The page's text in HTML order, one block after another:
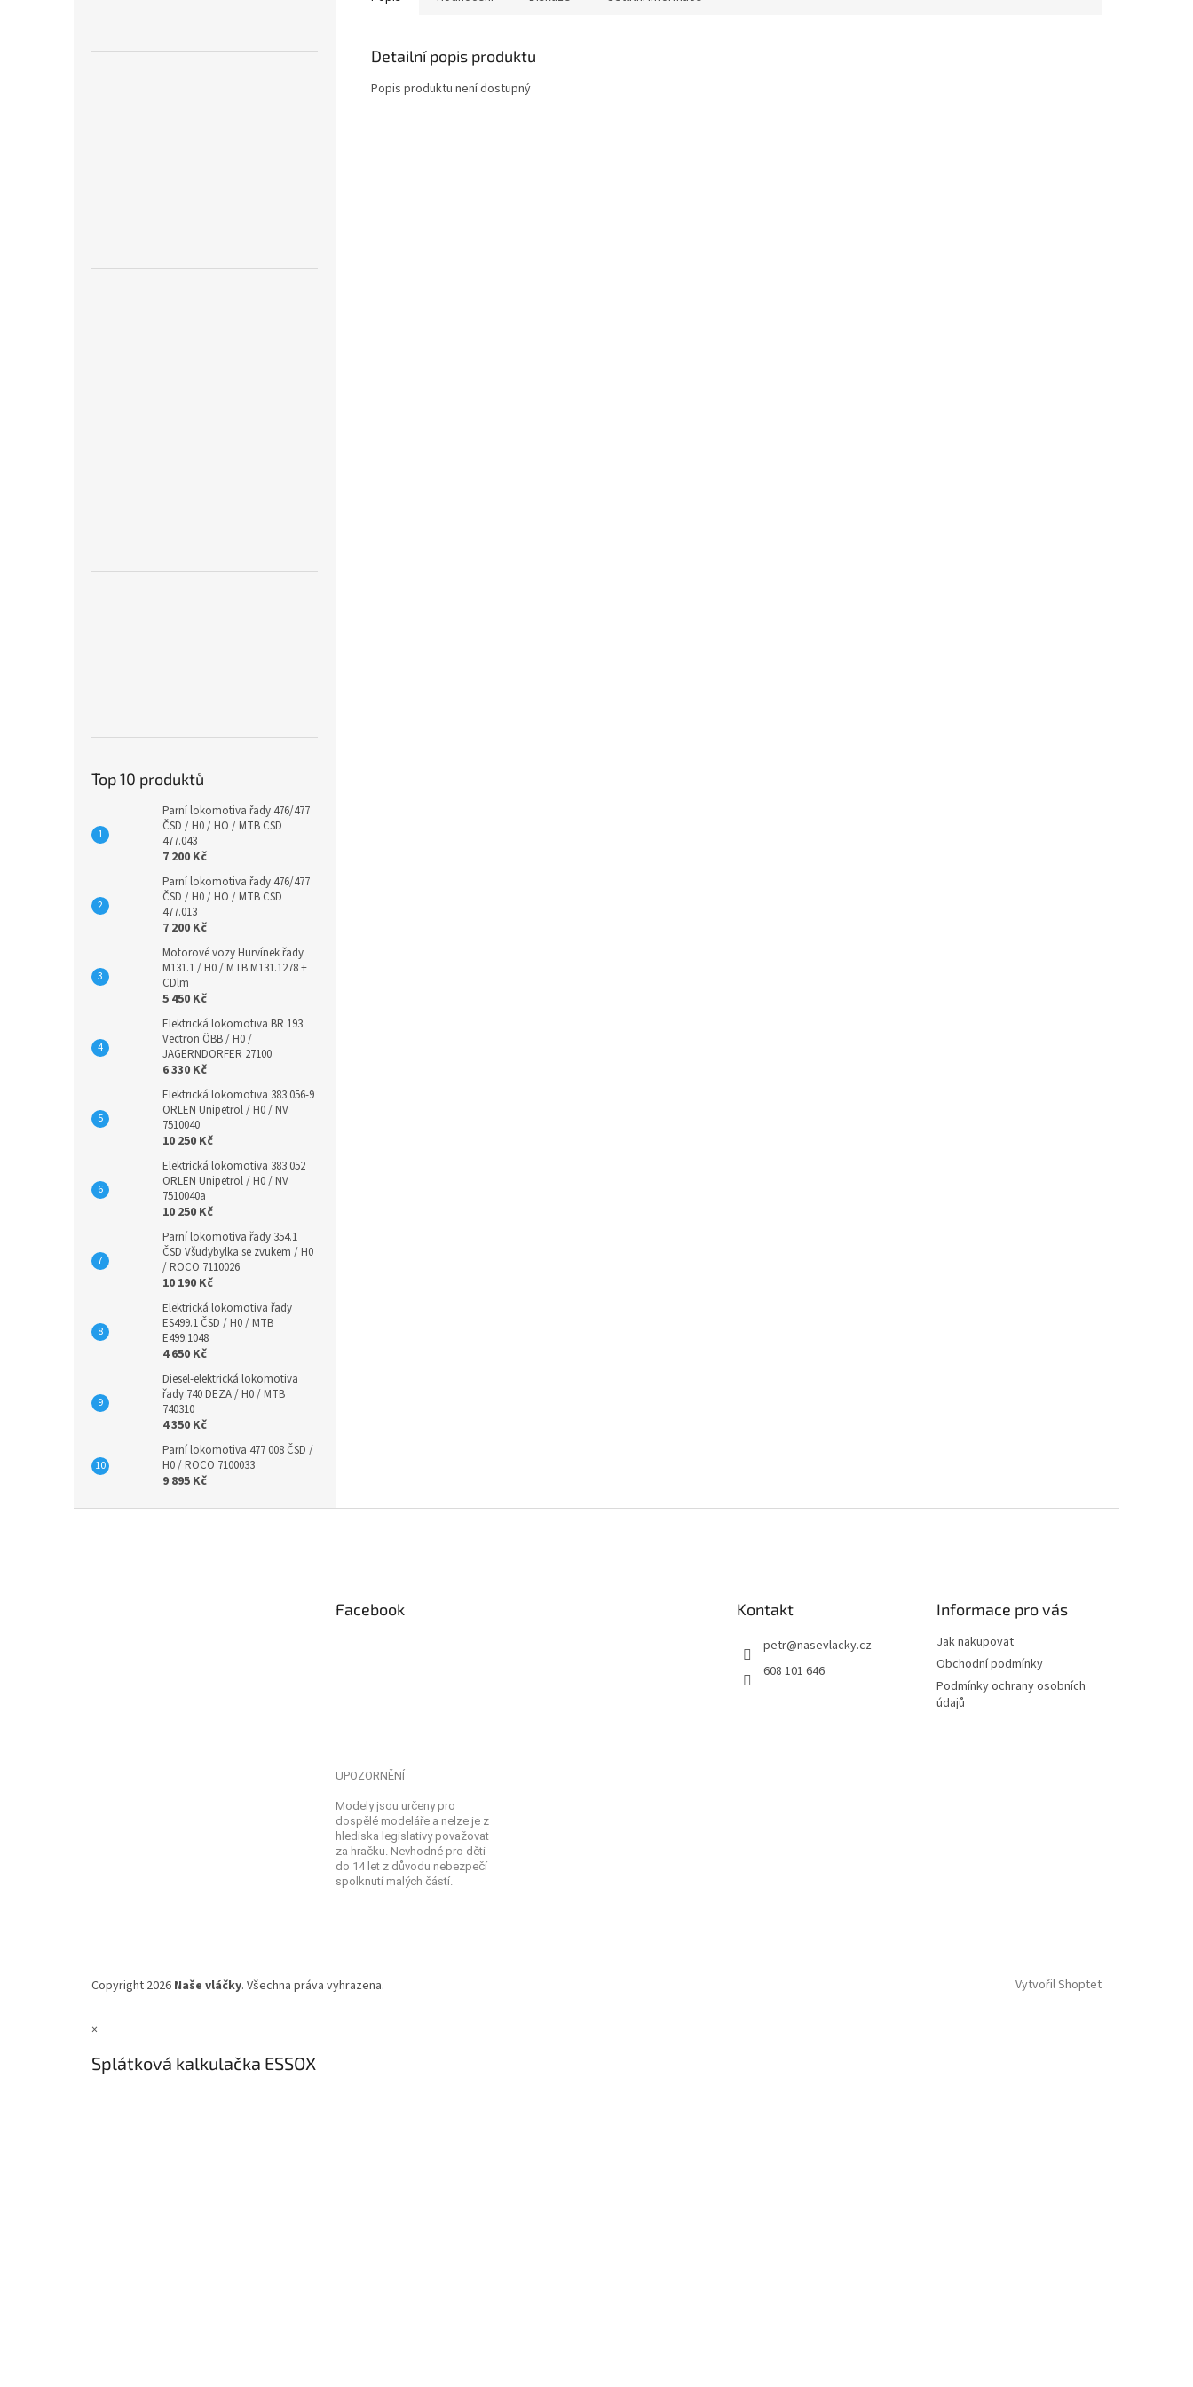
Top 10 produktů
Parní lokomotiva řady 476/477
ČSD / H0 / HO / MTB CSD
477.043
7 200 Kč
Parní lokomotiva řady 476/477
ČSD / H0 / HO / MTB CSD
477.013
7 200 Kč
Motorové vozy Hurvínek řady
M131.1 / H0 / MTB M131.1278 +
CDlm
5 450 Kč
Elektrická lokomotiva BR 193
Vectron ÖBB / H0 /
JAGERNDORFER 27100
6 330 Kč
Elektrická lokomotiva 383 056-9
ORLEN Unipetrol / H0 / NV
7510040
10 250 Kč
Elektrická lokomotiva 383 052
ORLEN Unipetrol / H0 / NV
7510040a
10 250 Kč
Parní lokomotiva řady 354.1
ČSD Všudybylka se zvukem / H0
/ ROCO 7110026
10 190 Kč
Elektrická lokomotiva řady
ES499.1 ČSD / H0 / MTB
E499.1048
4 650 Kč
Diesel-elektrická lokomotiva
řady 740 DEZA / H0 / MTB
740310
4 350 Kč
Parní lokomotiva 477 008 ČSD /
H0 / ROCO 7100033
9 895 Kč
Detailní popis produktu
Popis produktu není dostupný
Facebook Kontakt
petr@nasevlacky.cz
608 101 646
Informace pro vás
Jak nakupovat
Obchodní podmínky
Podmínky ochrany osobních
údajů
UPOZORNĚNÍ
Modely jsou určeny pro
dospělé modeláře a nelze je z
hlediska legislativy považovat
za hračku. Nevhodné pro děti
do 14 let z důvodu nebezpečí
spolknutí malých částí.
Vytvořil Shoptet
Copyright 2026 Naše vláčky. Všechna práva vyhrazena.
×
Splátková kalkulačka ESSOX